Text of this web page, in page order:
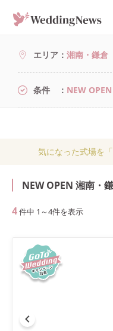
エリア 湘南・鎌倉
条件 NEW OPEN
気になった式場を
NEW OPEN 湘南・
4件中 1 ～4件を表示